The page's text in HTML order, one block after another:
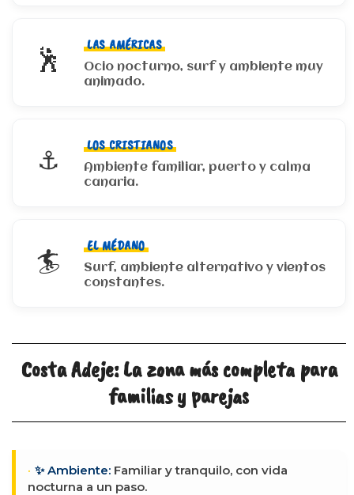
🕺
LAS AMÉRICAS
Ocio nocturno, surf y ambiente muy
animado.
⚓
LOS CRISTIANOS
Ambiente familiar, puerto y calma
canaria.
🏄
EL MÉDANO
Surf, ambiente alternativo y vientos
constantes.
Costa Adeje: La zona más completa para
familias y parejas
✨ Ambiente: Familiar y tranquilo, con vida
nocturna a un paso.